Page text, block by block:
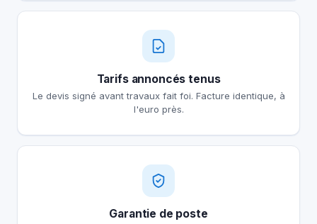
Tarifs annoncés tenus
Le devis signé avant travaux fait foi. Facture identique, à
l'euro près.
Garantie de poste